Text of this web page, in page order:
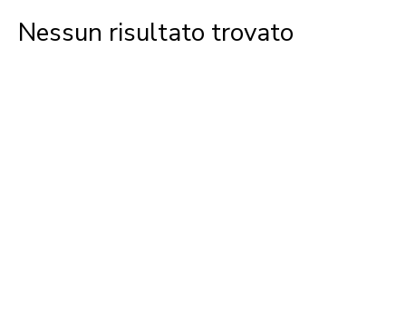
Nessun risultato trovato